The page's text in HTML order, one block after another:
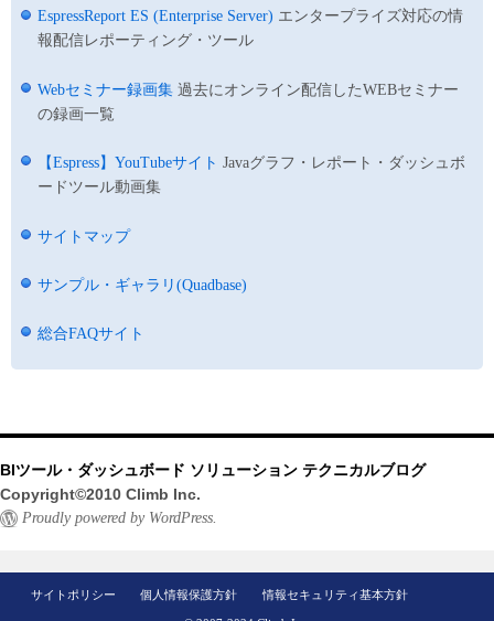
EspressReport ES (Enterprise Server) エンタープライズ対応の情
報配信レポーティング・ツール
Webセミナー録画集 過去にオンライン配信したWEBセミナー
の録画一覧
【Espress】YouTubeサイト Javaグラフ・レポート・ダッシュボ
ードツール動画集
サイトマップ
サンプル・ギャラリ(Quadbase)
総合FAQサイト
BIツール・ダッシュボード ソリューション テクニカルブログ
Copyright©2010 Climb Inc.
Proudly powered by WordPress.
サイトポリシー 個人情報保護方針 情報セキュリティ基本方針